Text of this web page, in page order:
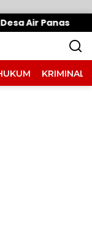
Panas
KRIMINAL